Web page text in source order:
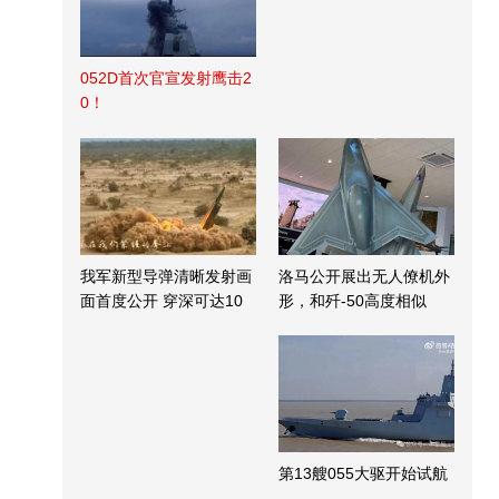
052D首次官宣发射鹰击2
0！
我军新型导弹清晰发射画
面首度公开 穿深可达10
洛马公开展出无人僚机外
形，和歼-50高度相似
第13艘055大驱开始试航